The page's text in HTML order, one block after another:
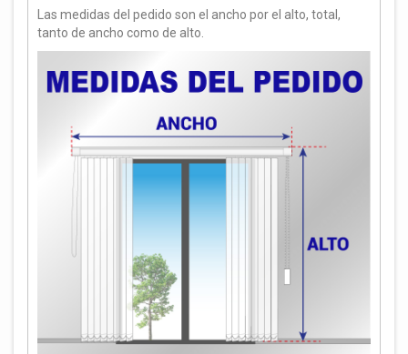
Las medidas del pedido son el ancho por el alto, total,
tanto de ancho como de alto.